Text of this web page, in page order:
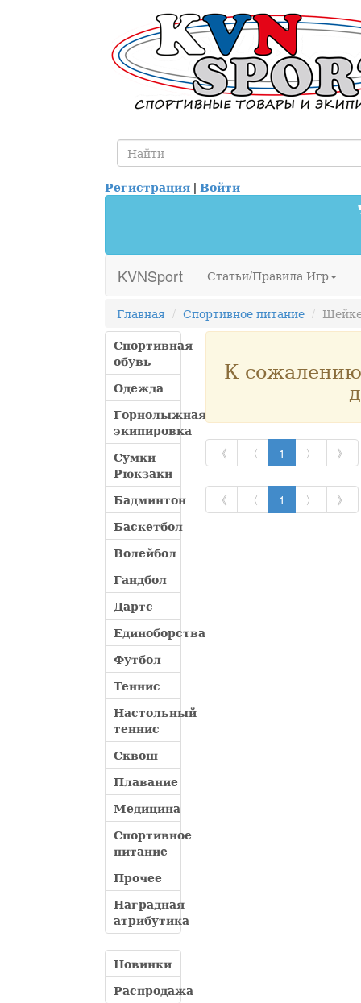
Регистрация | Войти
KVNSport Статьи/Правила Игр
Главная Спортивное питание
Спортивная
обувь
Одежда
Горнолыжная
экипировка
Сумки
Рюкзаки
Бадминтон
Баскетбол
Волейбол
Гандбол
Дартс
Единоборства
Футбол
Теннис
Настольный
теннис
Сквош
Плавание
Медицина
Спортивное
питание
Прочее
Наградная
атрибутика
Новинки
Распродажа
К
《 〈 1 〉 》
《 〈 1 〉 》